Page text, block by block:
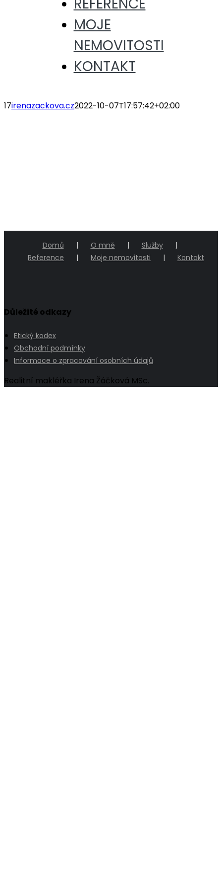
MOJE
NEMOVITOSTI
KONTAKT
17irenazackova.cz2022-10-07T17:57:42+02:00
Důležité odkazy
Etický kodex
Obchodní podmínky
Informace o zpracování osobních údajů
Domů O mně
Služby
Reference
Moje nemovitosti Kontakt
Realitní makléřka Irena Žáčková MSc.